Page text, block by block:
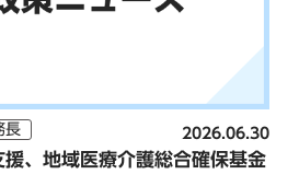
長 2026.06.30
、地域医療介護総合確保基金